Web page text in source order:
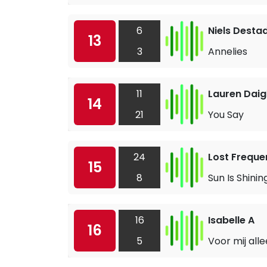
13
6
3
Niels
Annelies
14
11
21
Lauren
You Say
15
24
8
Lost
Sun Is
16
16
5
Isabelle A
Voor mij